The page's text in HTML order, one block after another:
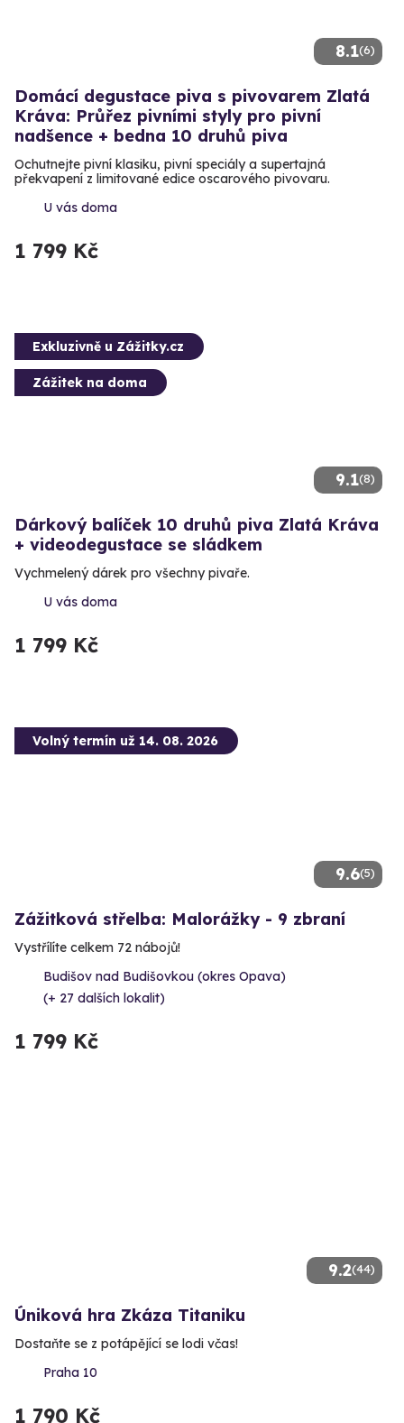
8.1(6)
Domácí degustace piva s pivovarem Zlatá
Kráva: Průřez pivními styly pro pivní
nadšence + bedna 10 druhů piva
Ochutnejte pivní klasiku, pivní speciály a supertajná
překvapení z limitované edice oscarového pivovaru.
U vás doma
1 799 Kč
9.1(8)
Exkluzivně u Zážitky.cz
Zážitek na doma
Dárkový balíček 10 druhů piva Zlatá Kráva
+ videodegustace se sládkem
Vychmelený dárek pro všechny pivaře.
U vás doma
1 799 Kč
9.6(5)
Volný termín už 14. 08. 2026
Zážitková střelba: Malorážky - 9 zbraní
Vystřílíte celkem 72 nábojů!
Budišov nad Budišovkou (okres Opava)
(+ 27 dalších lokalit)
1 799 Kč
9.2(44)
Úniková hra Zkáza Titaniku
Dostaňte se z potápějící se lodi včas!
Praha 10
1 790 Kč